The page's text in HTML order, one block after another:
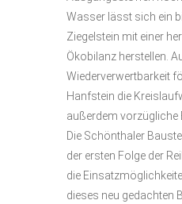
Wasser lässt sich ein
Ziegelstein mit einer
Ökobilanz herstellen.
Wiederverwertbarkeit
Hanfstein die
außerdem vorzügliche
Die Schönthaler
der ersten Folge der
die
dieses neu gedachten